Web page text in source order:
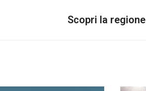
Scopri la regione